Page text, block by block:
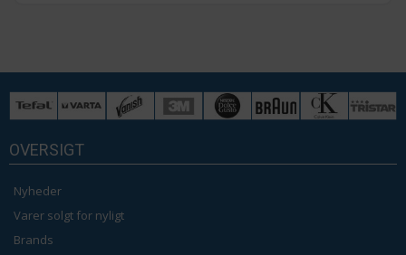
OVERSIGT
Nyheder
Varer solgt for nyligt
Brands